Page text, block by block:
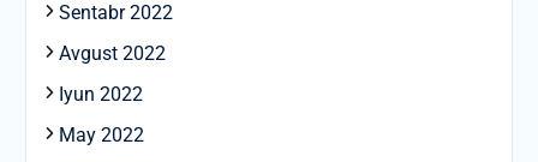
Sentabr 2022
Avgust 2022
Iyun 2022
May 2022